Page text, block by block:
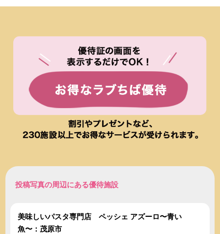
投稿写真の周辺にある優待施設
美味しいパスタ専門店 ペッシェ アズーロ〜青い
魚〜：茂原市